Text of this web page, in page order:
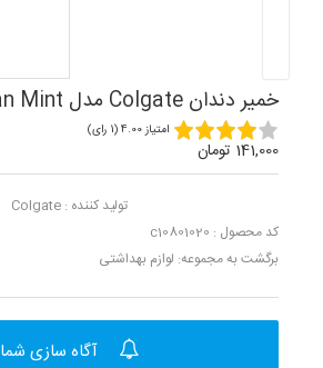
خمیر دندان Colgate مدل Total 12 Clean Mint
امتیاز 4.00 (1 رای)
141,000 تومان
تولید کننده : Colgate
کد محصول : c10801020
برگشت به مجموعه: لوازم بهداشتی
آگاه سازی شما